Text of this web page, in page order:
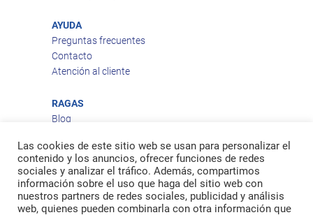
AYUDA
Preguntas frecuentes
Contacto
Atención al cliente
RAGAS
Blog
Política de privacidad
Política de cookies
Política de envío
Política de devoluciones
Las cookies de este sitio web se usan para personalizar el
contenido y los anuncios, ofrecer funciones de redes
sociales y analizar el tráfico. Además, compartimos
información sobre el uso que haga del sitio web con
nuestros partners de redes sociales, publicidad y análisis
web, quienes pueden combinarla con otra información que